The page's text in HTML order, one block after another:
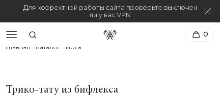
Для корректной работы сайта проверьте выключен
ли у вас VPN
0
Главная Каталог Йога
Трико-тату из бифлекса